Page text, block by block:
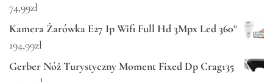
74,99zł
Kamera Żarówka E27 Ip Wifi Full Hd 3Mpx Led 360°
194,99zł
Gerber Nóż Turystyczny Moment Fixed Dp Crag135